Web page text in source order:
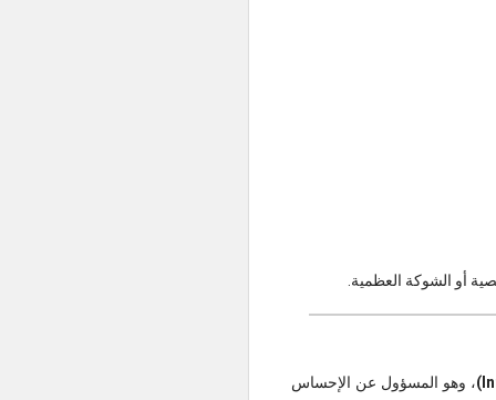
أو الشوكة العظمية.
، وهو المسؤول عن الإحساس